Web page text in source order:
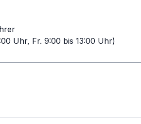
Uhr, Fr. 9:00 bis 13:00 Uhr)